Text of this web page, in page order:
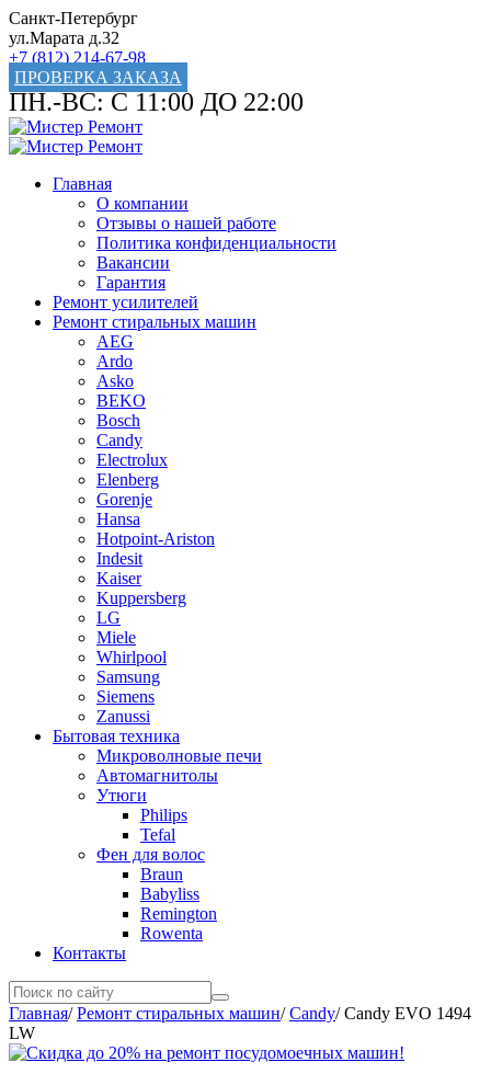
Санкт-Петербург
ул.Марата д.32
+7 (812) 214-67-98
ПРОВЕРКА ЗАКАЗА
ПН.-ВС: С 11:00 ДО 22:00
Главная
О компании
Отзывы о нашей работе
Политика конфиденциальности
Вакансии
Гарантия
Ремонт усилителей
Ремонт стиральных машин
AEG
Ardo
Asko
BEKO
Bosch
Candy
Electrolux
Elenberg
Gorenje
Hansa
Hotpoint-Ariston
Indesit
Kaiser
Kuppersberg
LG
Miele
Whirlpool
Samsung
Siemens
Zanussi
Бытовая техника
Микроволновые печи
Автомагнитолы
Утюги
Philips
Tefal
Фен для волос
Braun
Babyliss
Remington
Rowenta
Контакты
Главная/Ремонт стиральных машин/Candy/Candy EVO 1494
LW